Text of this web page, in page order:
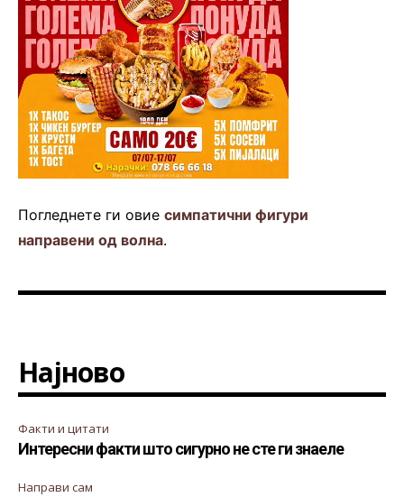
Погледнете ги овие симпатични фигури
направени од волна.
Најново
Факти и цитати
Интересни факти што сигурно не сте ги знаеле
Направи сам